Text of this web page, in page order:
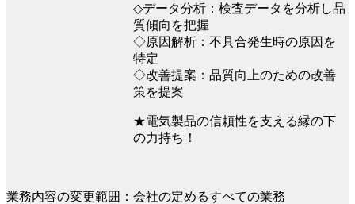
◇データ分析：検査データを分析し品
質傾向を把握
◇原因解析：不具合発生時の原因を
特定
◇改善提案：品質向上のための改善
策を提案
★電気製品の信頼性を支える縁の下
の力持ち！
業務内容の変更範囲：会社の定めるすべての業務